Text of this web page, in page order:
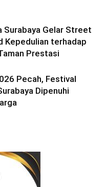
Surabaya Gelar Street
Kepedulian terhadap
Prestasi
Pecah, Festival
Dipenuhi